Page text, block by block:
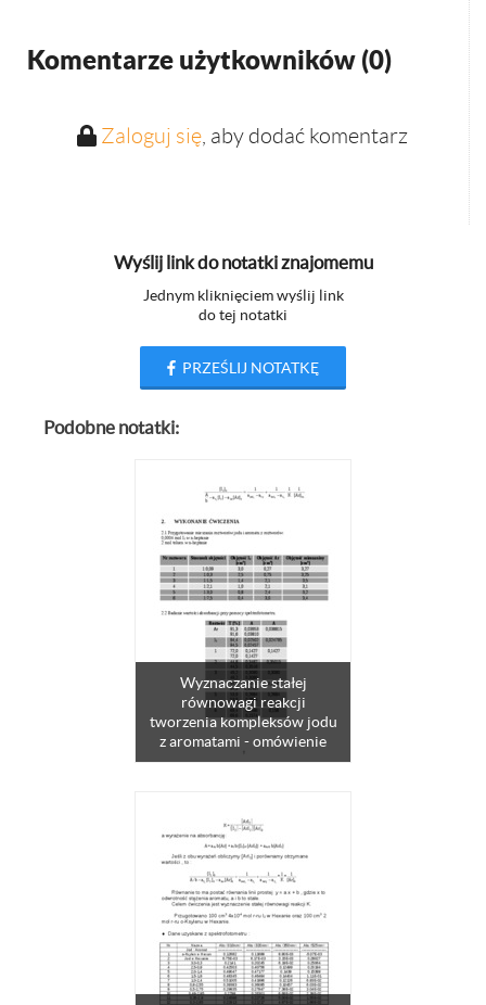
Komentarze użytkowników (0)
Zaloguj się, aby dodać komentarz
Wyślij link do notatki znajomemu
Jednym kliknięciem wyślij link
do tej notatki
PRZEŚLIJ NOTATKĘ
Podobne notatki:
Wyznaczanie stałej
równowagi reakcji
tworzenia kompleksów jodu
z aromatami - omówienie